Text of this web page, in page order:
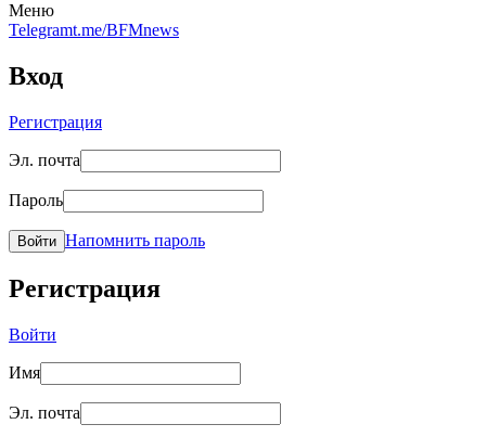
Меню
Telegramt.me/BFMnews
Вход
Регистрация
Эл. почта
Пароль
Войти Напомнить пароль
Регистрация
Войти
Имя
Эл. почта